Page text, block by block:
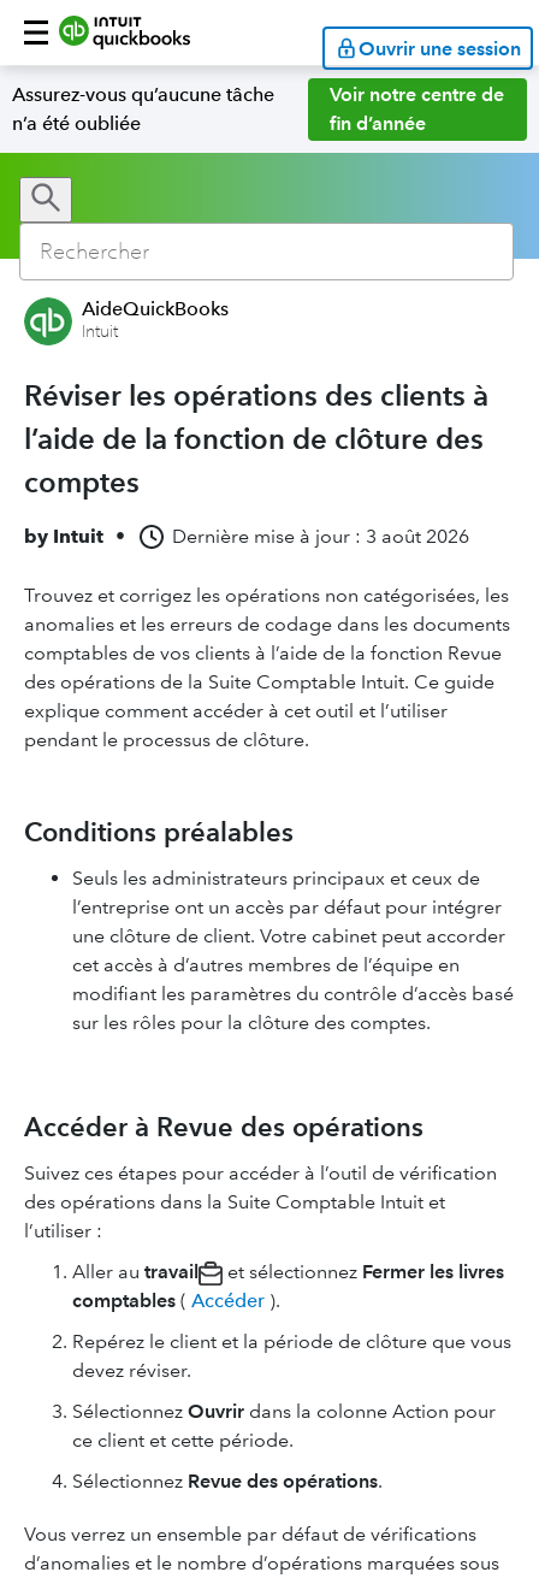
Ouvrir une session
Assurez-vous qu’aucune tâche
n’a été oubliée
Voir notre centre de
fin d’année
AideQuickBooks
Intuit
Réviser les opérations des clients à
l’aide de la fonction de clôture des
comptes
by Intuit • Dernière mise à jour : 3 août 2026
Trouvez et corrigez les opérations non catégorisées, les
anomalies et les erreurs de codage dans les documents
comptables de vos clients à l’aide de la fonction Revue
des opérations de la Suite Comptable Intuit. Ce guide
explique comment accéder à cet outil et l’utiliser
pendant le processus de clôture.
Conditions préalables
Seuls les administrateurs principaux et ceux de
l’entreprise ont un accès par défaut pour intégrer
une clôture de client. Votre cabinet peut accorder
cet accès à d’autres membres de l’équipe en
modifiant les paramètres du contrôle d’accès basé
sur les rôles pour la clôture des comptes.
Accéder à Revue des opérations
Suivez ces étapes pour accéder à l’outil de vérification
des opérations dans la Suite Comptable Intuit et
l’utiliser :
Aller au travail et sélectionnez Fermer les livres
comptables ( Accéder ).
Repérez le client et la période de clôture que vous
devez réviser.
Sélectionnez Ouvrir dans la colonne Action pour
ce client et cette période.
Sélectionnez Revue des opérations.
Vous verrez un ensemble par défaut de vérifications
d’anomalies et le nombre d’opérations marquées sous